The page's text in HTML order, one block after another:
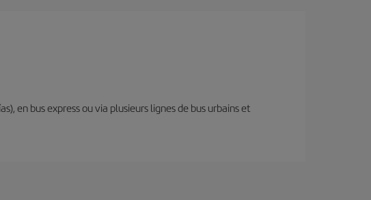
en bus express ou via plusieurs lignes de bus urbains et